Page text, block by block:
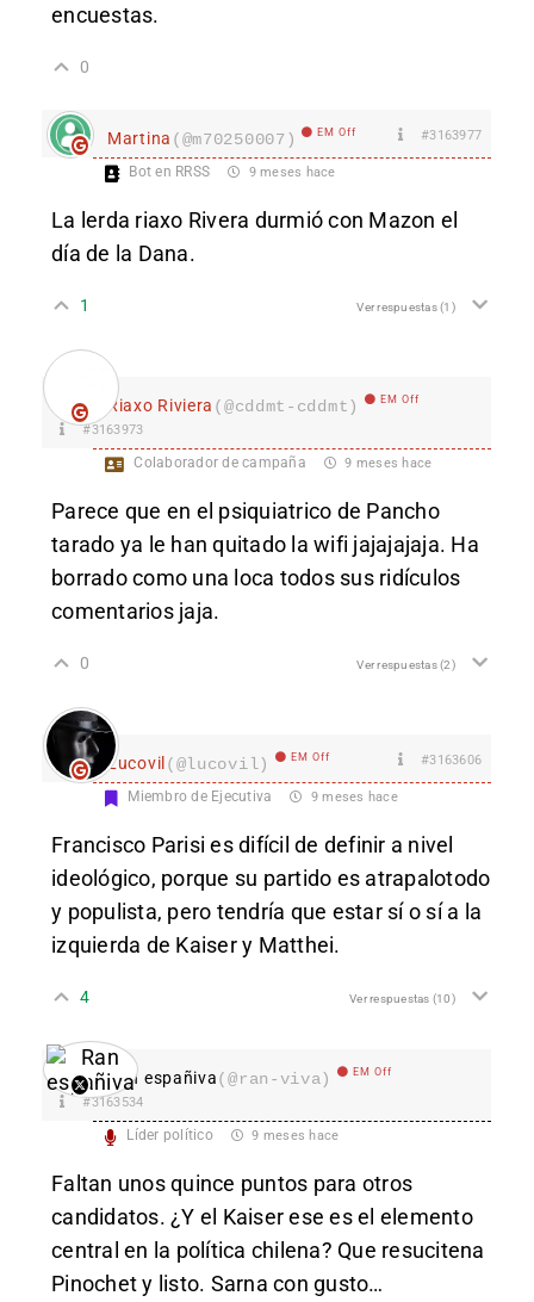
encuestas.
0
Martina (@m70250007) EM Off #3163977
Bot en RRSS 9 meses hace
La lerda riaxo Rivera durmió con Mazon el
día de la Dana.
1 Ver respuestas(1)
Riaxo Riviera (@cddmt-cddmt) EM Off
#3163973
Colaborador de campaña 9 meses hace
Parece que en el psiquiatrico de Pancho
tarado ya le han quitado la wifi jajajajaja. Ha
borrado como una loca todos sus ridículos
comentarios jaja.
0 Ver respuestas(2)
Lucovil(@lucovil) EM Off #3163606
Miembro de Ejecutiva 9 meses hace
Francisco Parisi es difícil de definir a nivel
ideológico, porque su partido es atrapalotodo
y populista, pero tendría que estar sí o sí a la
izquierda de Kaiser y Matthei.
4 Ver respuestas (10)
Ran españiva(@ran-viva) EM Off
#3163534
Líder político 9 meses hace
Faltan unos quince puntos para otros
candidatos. ¿Y el Kaiser ese es el elemento
central en la política chilena? Que resucitena
Pinochet y listo. Sarna con gusto…